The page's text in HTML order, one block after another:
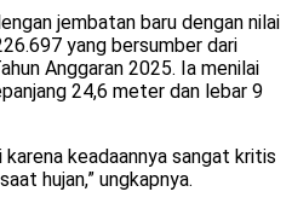
jembatan baru dengan nilai
yang bersumber dari
Anggaran 2025. Ia menilai
24,6 meter dan lebar 9
keadaannya sangat kritis
hujan,” ungkapnya.